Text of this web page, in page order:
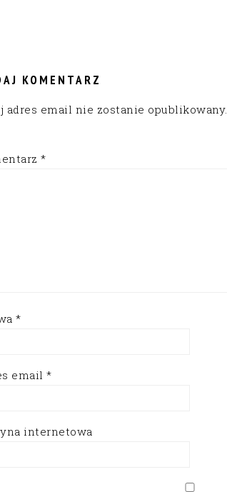
KOMENTARZ
adres email nie zostanie opublikowany.
*
*
email *
internetowa